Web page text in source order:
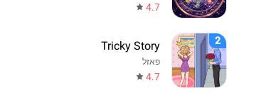
4.7
2
Tricky Story
פאזל
4.7